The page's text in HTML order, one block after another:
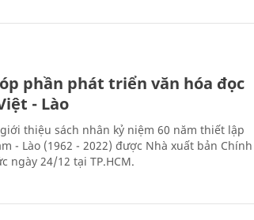
phần phát triển văn hóa đọc
- Lào
thiệu sách nhân kỷ niệm 60 năm thiết lập
- Lào (1962 - 2022) được Nhà xuất bản Chính
ngày 24/12 tại TP.HCM.